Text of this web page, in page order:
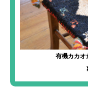
有機カカオ